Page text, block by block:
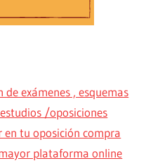
exámenes , esquemas
/oposiciones
en tu oposición compra
plataforma online